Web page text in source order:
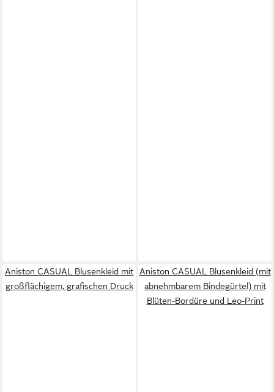
Aniston CASUAL Blusenkleid mit
großflächigem, grafischen Druck
Aniston CASUAL Blusenkleid (mit
abnehmbarem Bindegürtel) mit
Blüten-Bordüre und Leo-Print